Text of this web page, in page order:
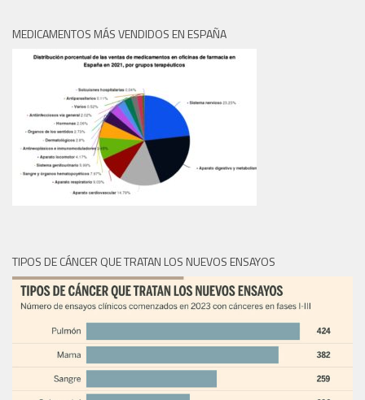
MEDICAMENTOS MÁS VENDIDOS EN ESPAÑA
TIPOS DE CÁNCER QUE TRATAN LOS NUEVOS ENSAYOS